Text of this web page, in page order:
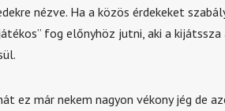
nézve. Ha a közös érdekeket
fog előnyhöz jutni, aki a
ez már nekem nagyon vékony jég de